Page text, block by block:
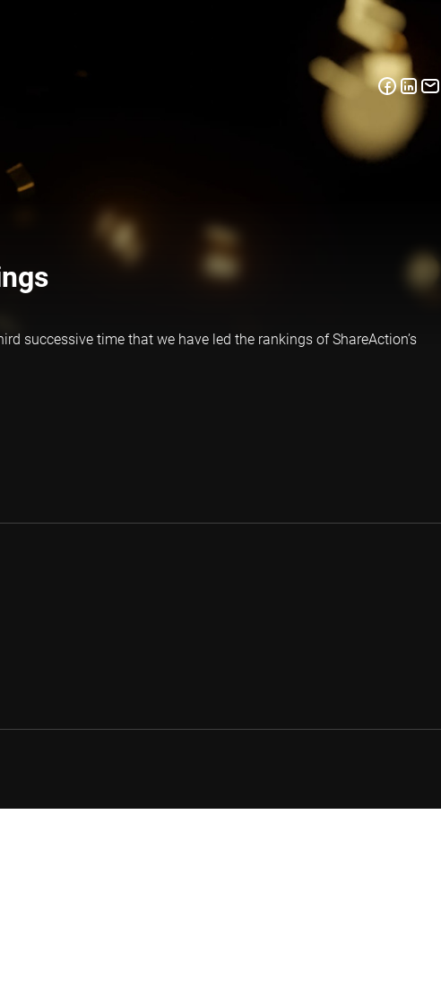
successive time that we have led the rankings of ShareAction’s